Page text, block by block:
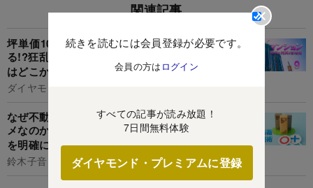
続きを読むには会員登録が必要です。
会員の方は ログイン
すべての記事が読み放題！
7日間無料体験
ダイヤモンド・プレミアムに登録
関連記事
坪単価1000万円は当たり前、今後はさらに上が
る!?狂乱の「マンション売買相場」が行き着く先
はどこか
ダイヤモンド編集部,鈴木洋子
なぜ不動産投資で「お買い得」物件を探すのはダ
メなのか？「自分にとって適切な物件」の評価軸
を明確にすべき理由
鈴木子音